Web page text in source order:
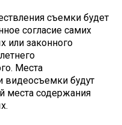
съемки будет
согласие самих
или законного
Места
видеосъемки будут
места содержания